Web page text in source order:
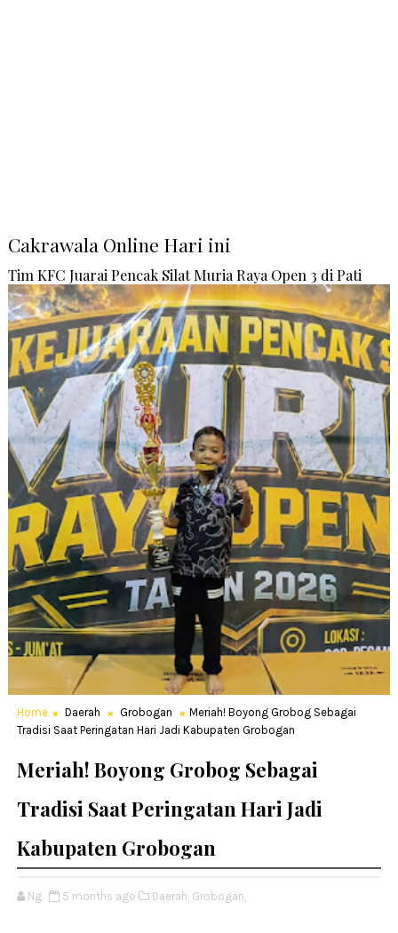
Cakrawala Online Hari ini
Tim KFC Juarai Pencak Silat Muria Raya Open 3 di Pati
Home Daerah Grobogan
Meriah! Boyong Grobog Sebagai
Tradisi Saat Peringatan Hari Jadi Kabupaten Grobogan
Meriah! Boyong Grobog Sebagai
Tradisi Saat Peringatan Hari Jadi
Kabupaten Grobogan
Ng 5 months ago Daerah, Grobogan,